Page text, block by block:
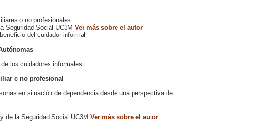
Seguridad Social UC3MVer más sobre el autor
de la Seguridad Social UC3MVer más sobre el autor
o no profesionales
del cuidador informal
los cuidadores informales
o no profesional
en situación de dependencia desde una perspectiva de